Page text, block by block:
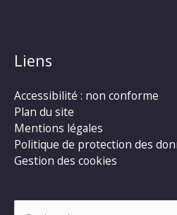
Liens
Accessibilité : non conforme
Plan du site
Mentions légales
Politique de protection des
Gestion des cookies